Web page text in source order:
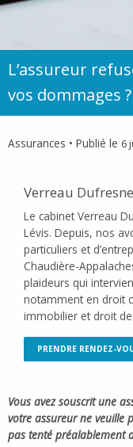
L’assureur
vos dommages ?
Assurances • Publié le 6
Verreau
Le cabinet Verreau
Lévis. Depuis, nos
particuliers et
Chaudière-
plaideurs qui
notamment en droit
immobilier et droit
PRENDRE RENDEZ-
Vous avez souscrit une
votre assureur ne veuille
pas tenté préalablement